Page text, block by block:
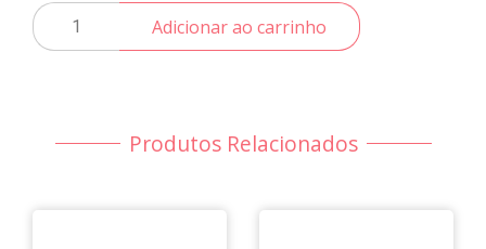
ERIA
pulchella
Adicionar ao carrinho
Produtos Relacionados